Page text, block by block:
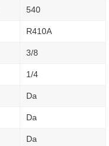
540
R410A
3/8
1/4
Da
Da
Da